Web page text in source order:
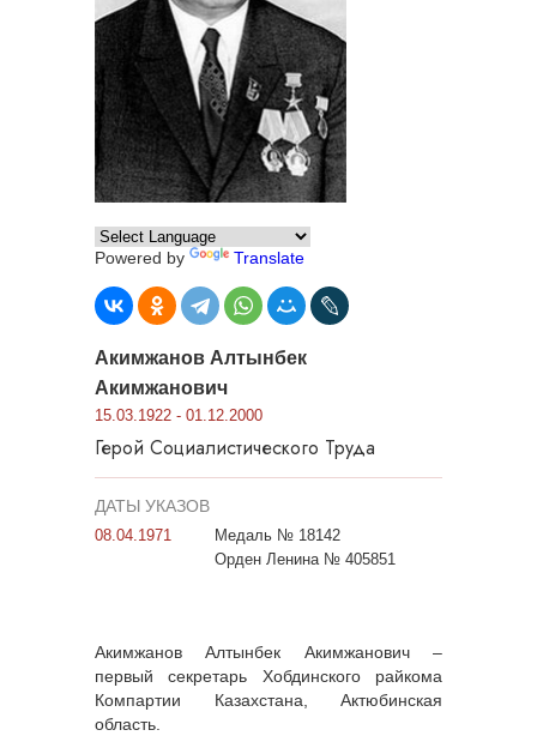
Powered by Translate
Акимжанов Алтынбек
Акимжанович
15.03.1922 - 01.12.2000
Герой Социалистического Труда
ДАТЫ УКАЗОВ
08.04.1971
Медаль № 18142
Орден Ленина № 405851
Акимжанов Алтынбек Акимжанович –
первый секретарь Хобдинского райкома
Компартии Казахстана, Актюбинская
область.